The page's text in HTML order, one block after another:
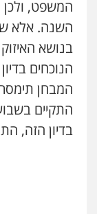
השנה. אלא
בנושא
הנוכחים
המבחן
בדיון הזה,